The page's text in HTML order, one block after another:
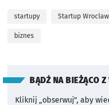
startupy Startup Wroclaw
biznes
BĄDŹ NA BIEŻĄCO
Kliknij „obserwuj”, aby